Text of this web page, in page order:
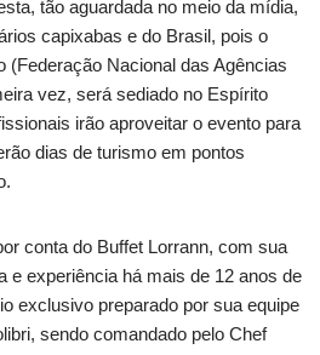
tão aguardada no meio da mídia,
capixabas e do Brasil, pois o
(Federação Nacional das Agências
vez, será sediado no Espírito
irão aproveitar o evento para
dias de turismo em pontos
conta do Buffet Lorrann, com sua
e experiência há mais de 12 anos de
exclusivo preparado por sua equipe
sendo comandado pelo Chef